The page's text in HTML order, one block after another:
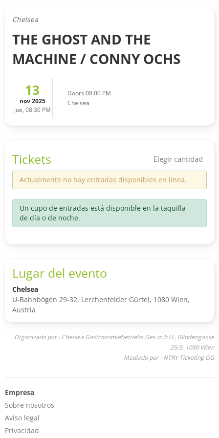
Chelsea
THE GHOST AND THE
MACHINE / CONNY OCHS
13
nov 2025
jue, 08:30 PM
Doors 08:00 PM
Chelsea
Tickets Elegir cantidad
Actualmente no hay entradas disponibles en línea.
Un cupo de entradas está disponible en la taquilla
de día o de noche.
Lugar del evento
Chelsea
U-Bahnbögen 29-32, Lerchenfelder Gürtel, 1080 Wien,
Austria
Organizado por - Chelsea Gastronomiebetriebs Ges.m.b.H., Blindengasse
25/3, 1080 Wien
Mediado por - NTRY Ticketing OG
Empresa
Sobre nosotros
Aviso legal
Privacidad